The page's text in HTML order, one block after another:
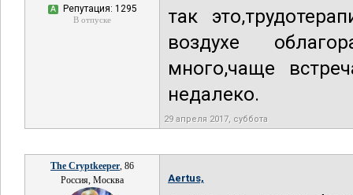
А Репутация: 1295
В отпуске
так
воздухе
много,чаще
недалеко.
29 апреля 2017, суббота
The Cryptkeeper, 86
Россия, Москва
Aertus,